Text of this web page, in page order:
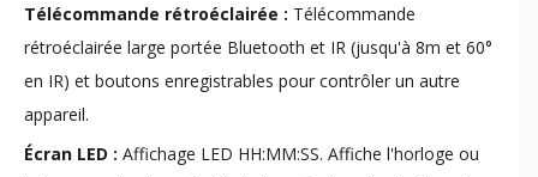
Télécommande rétroéclairée : Télécommande
rétroéclairée large portée Bluetooth et IR (jusqu'à 8m et 60°
en IR) et boutons enregistrables pour contrôler un autre
appareil.
Écran LED : Affichage LED HH:MM:SS. Affiche l'horloge ou